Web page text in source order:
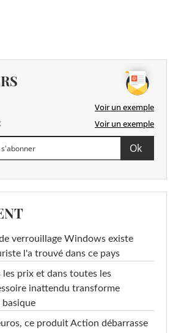
Voir un exemple
Voir un exemple
verrouillage Windows existe
l'a trouvé dans ce pays
prix et dans toutes les
inattendu transforme
ce produit Action débarrasse